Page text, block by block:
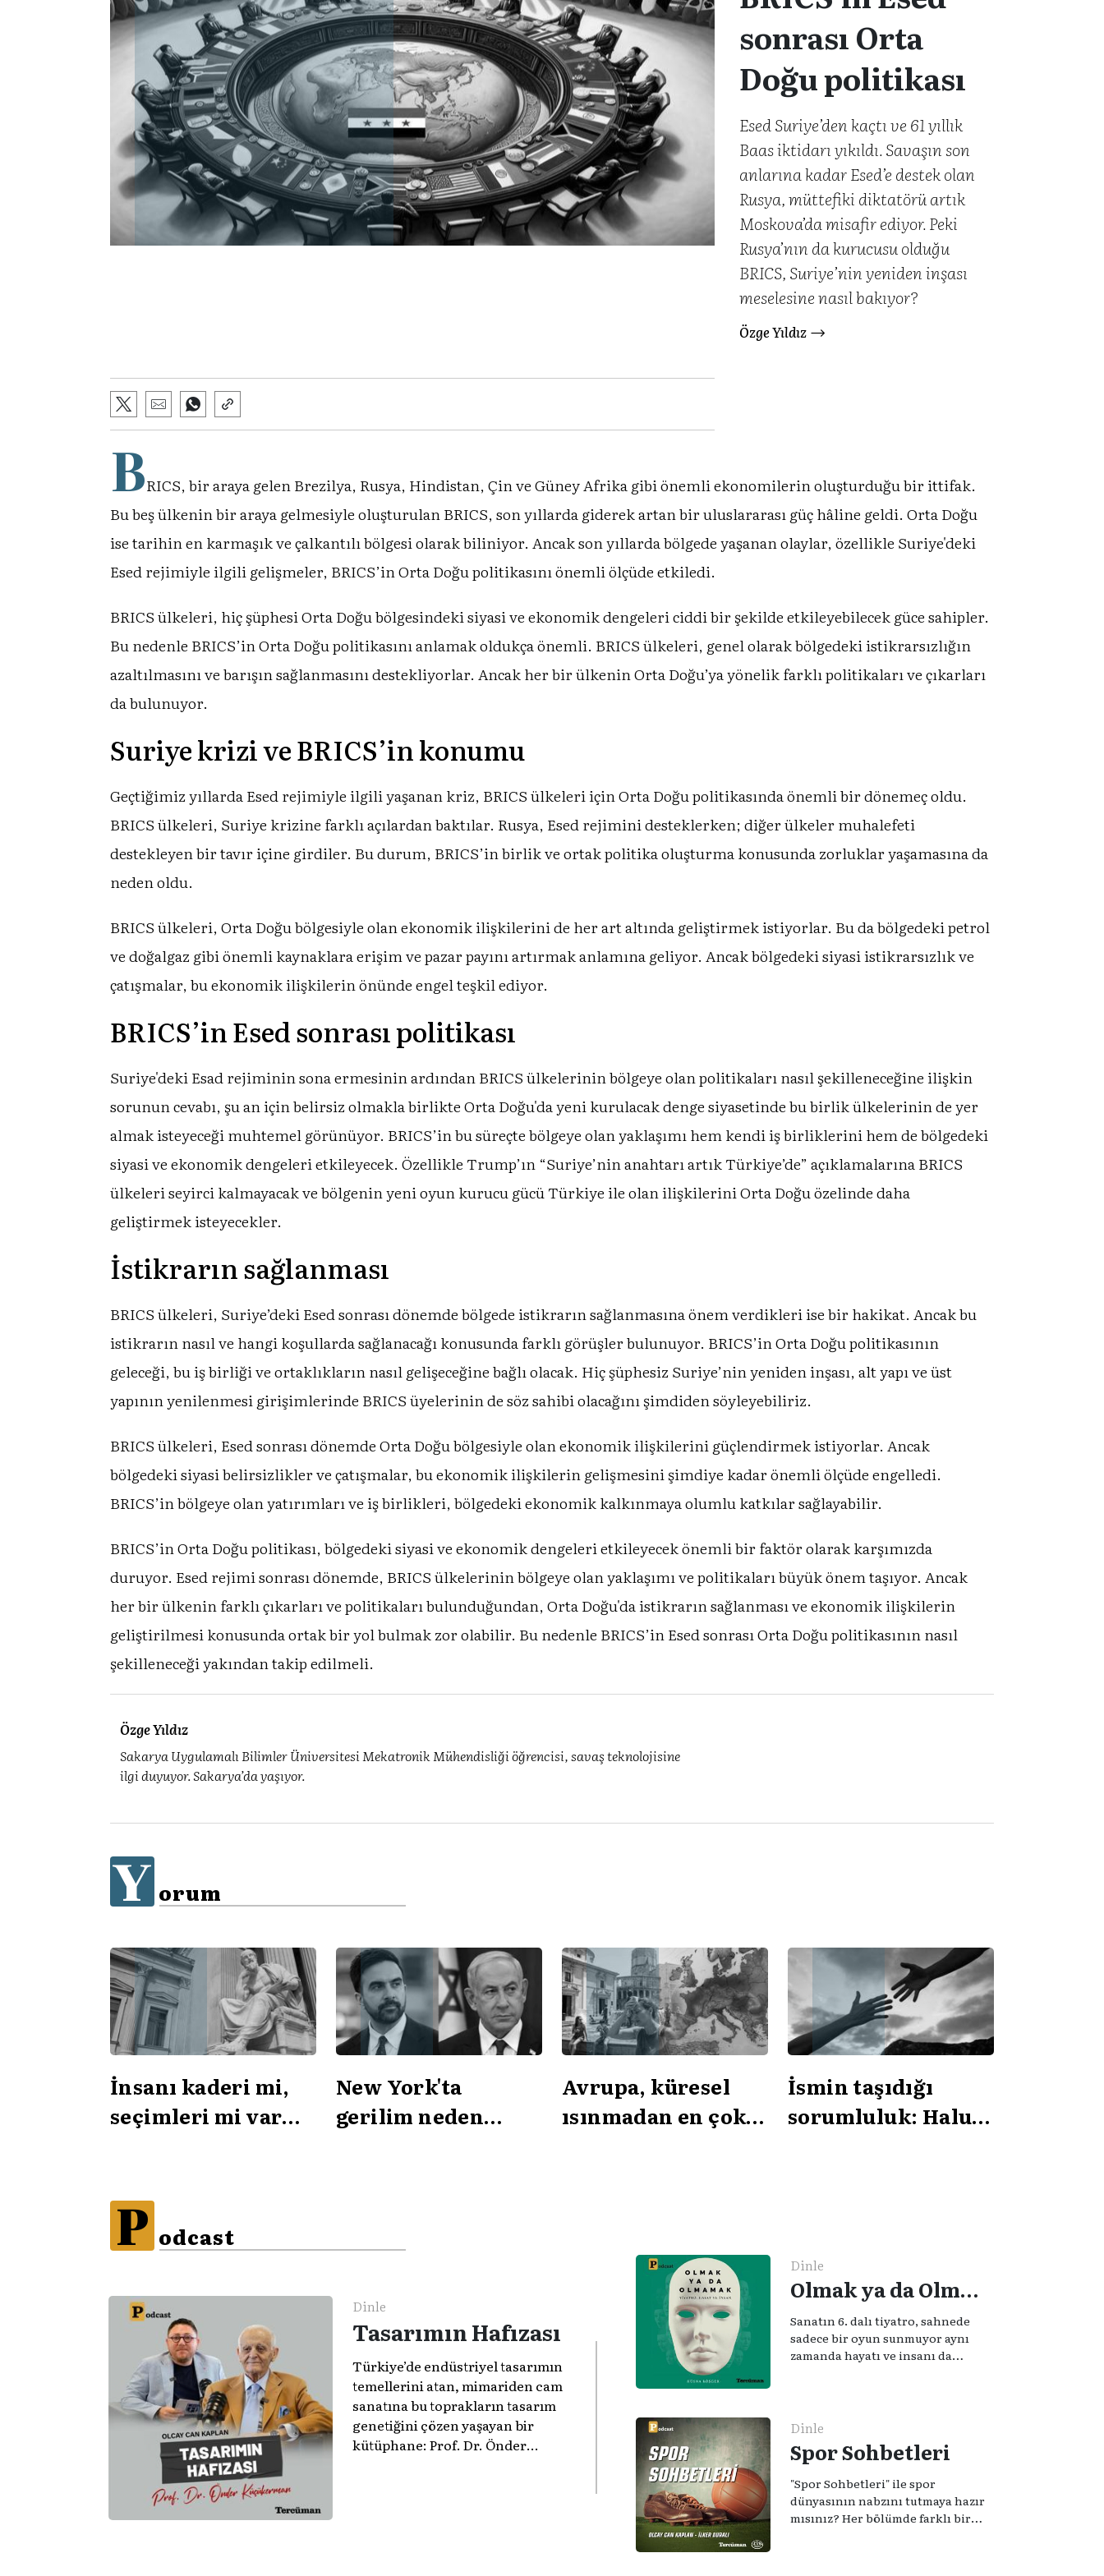
sonrası Orta
Doğu politikası
Esed Suriye’den kaçtı ve 61 yıllık
Baas iktidarı yıkıldı. Savaşın son
anlarına kadar Esed’e destek olan
Rusya, müttefiki diktatörü artık
Moskova’da misafir ediyor. Peki
Rusya’nın da kurucusu olduğu
BRICS, Suriye’nin yeniden inşası
meselesine nasıl bakıyor?
Özge Yıldız
BRICS, bir araya gelen Brezilya, Rusya, Hindistan, Çin ve Güney Afrika gibi önemli ekonomilerin oluşturduğu bir ittifak.
Bu beş ülkenin bir araya gelmesiyle oluşturulan BRICS, son yıllarda giderek artan bir uluslararası güç hâline geldi. Orta Doğu
ise tarihin en karmaşık ve çalkantılı bölgesi olarak biliniyor. Ancak son yıllarda bölgede yaşanan olaylar, özellikle Suriye'deki
Esed rejimiyle ilgili gelişmeler, BRICS’in Orta Doğu politikasını önemli ölçüde etkiledi.
BRICS ülkeleri, hiç şüphesi Orta Doğu bölgesindeki siyasi ve ekonomik dengeleri ciddi bir şekilde etkileyebilecek güce sahipler.
Bu nedenle BRICS’in Orta Doğu politikasını anlamak oldukça önemli. BRICS ülkeleri, genel olarak bölgedeki istikrarsızlığın
azaltılmasını ve barışın sağlanmasını destekliyorlar. Ancak her bir ülkenin Orta Doğu’ya yönelik farklı politikaları ve çıkarları
da bulunuyor.
Suriye krizi ve BRICS’in konumu
Geçtiğimiz yıllarda Esed rejimiyle ilgili yaşanan kriz, BRICS ülkeleri için Orta Doğu politikasında önemli bir dönemeç oldu.
BRICS ülkeleri, Suriye krizine farklı açılardan baktılar. Rusya, Esed rejimini desteklerken; diğer ülkeler muhalefeti
destekleyen bir tavır içine girdiler. Bu durum, BRICS’in birlik ve ortak politika oluşturma konusunda zorluklar yaşamasına da
neden oldu.
BRICS ülkeleri, Orta Doğu bölgesiyle olan ekonomik ilişkilerini de her art altında geliştirmek istiyorlar. Bu da bölgedeki petrol
ve doğalgaz gibi önemli kaynaklara erişim ve pazar payını artırmak anlamına geliyor. Ancak bölgedeki siyasi istikrarsızlık ve
çatışmalar, bu ekonomik ilişkilerin önünde engel teşkil ediyor.
BRICS’in Esed sonrası politikası
Suriye'deki Esad rejiminin sona ermesinin ardından BRICS ülkelerinin bölgeye olan politikaları nasıl şekilleneceğine ilişkin
sorunun cevabı, şu an için belirsiz olmakla birlikte Orta Doğu'da yeni kurulacak denge siyasetinde bu birlik ülkelerinin de yer
almak isteyeceği muhtemel görünüyor. BRICS’in bu süreçte bölgeye olan yaklaşımı hem kendi iş birliklerini hem de bölgedeki
siyasi ve ekonomik dengeleri etkileyecek. Özellikle Trump’ın “Suriye’nin anahtarı artık Türkiye’de” açıklamalarına BRICS
ülkeleri seyirci kalmayacak ve bölgenin yeni oyun kurucu gücü Türkiye ile olan ilişkilerini Orta Doğu özelinde daha
geliştirmek isteyecekler.
İstikrarın sağlanması
BRICS ülkeleri, Suriye’deki Esed sonrası dönemde bölgede istikrarın sağlanmasına önem verdikleri ise bir hakikat. Ancak bu
istikrarın nasıl ve hangi koşullarda sağlanacağı konusunda farklı görüşler bulunuyor. BRICS’in Orta Doğu politikasının
geleceği, bu iş birliği ve ortaklıkların nasıl gelişeceğine bağlı olacak. Hiç şüphesiz Suriye’nin yeniden inşası, alt yapı ve üst
yapının yenilenmesi girişimlerinde BRICS üyelerinin de söz sahibi olacağını şimdiden söyleyebiliriz.
BRICS ülkeleri, Esed sonrası dönemde Orta Doğu bölgesiyle olan ekonomik ilişkilerini güçlendirmek istiyorlar. Ancak
bölgedeki siyasi belirsizlikler ve çatışmalar, bu ekonomik ilişkilerin gelişmesini şimdiye kadar önemli ölçüde engelledi.
BRICS’in bölgeye olan yatırımları ve iş birlikleri, bölgedeki ekonomik kalkınmaya olumlu katkılar sağlayabilir.
BRICS’in Orta Doğu politikası, bölgedeki siyasi ve ekonomik dengeleri etkileyecek önemli bir faktör olarak karşımızda
duruyor. Esed rejimi sonrası dönemde, BRICS ülkelerinin bölgeye olan yaklaşımı ve politikaları büyük önem taşıyor. Ancak
her bir ülkenin farklı çıkarları ve politikaları bulunduğundan, Orta Doğu'da istikrarın sağlanması ve ekonomik ilişkilerin
geliştirilmesi konusunda ortak bir yol bulmak zor olabilir. Bu nedenle BRICS’in Esed sonrası Orta Doğu politikasının nasıl
şekilleneceği yakından takip edilmeli.
Özge Yıldız
Sakarya Uygulamalı Bilimler Üniversitesi Mekatronik Mühendisliği öğrencisi, savaş teknolojisine
ilgi duyuyor. Sakarya’da yaşıyor.
Y orum
İnsanı kaderi mi,
seçimleri mi var
New York'ta
gerilim neden
Avrupa, küresel
ısınmadan en çok
İsmin taşıdığı
sorumluluk: Haluk
P odcast
Dinle
Tasarımın Hafızası
Türkiye’de endüstriyel tasarımın
temellerini atan, mimariden cam
sanatına bu toprakların tasarım
genetiğini çözen yaşayan bir
kütüphane: Prof. Dr. Önder
Dinle
Olmak ya da Olmamak - Tiyatro, Hayat ve İnsan
Sanatın 6. dalı tiyatro, sahnede
sadece bir oyun sunmuyor aynı
zamanda hayatı ve insanı da
bu” sözünden ilham aldığımız
podcast serimizde; tiyatroyu,
alanının uzman isimleriyle
Dinle
Spor Sohbetleri
"Spor Sohbetleri" ile spor
dünyasının nabzını tutmaya hazır
mısınız? Her bölümde farklı bir